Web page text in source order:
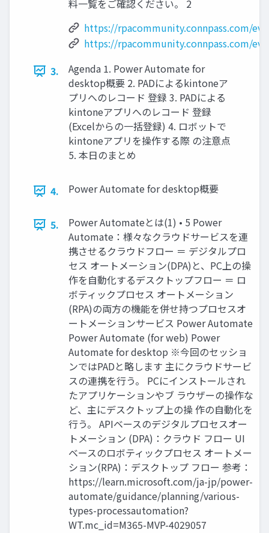
料一覧をご確認ください。 2
https://rpacommunity.connpass.com/
https://rpacommunity.connpass.com/
3.
Agenda 1. Power Automate for
desktop概要 2. PADによるkintoneア
プリへのレコード 登録 3. PADによる
kintoneアプリへのレコード 登録
(Excelからの一括登録) 4. ロボットで
kintoneアプリを操作する際 の注意点
5. 本日のまとめ
4. Power Automate for desktop概要
5.
Power Automateとは(1) • 5 Power
Automate：様々なクラウドサービスを連
携させるクラウドフロー ＝ デジタルプロ
セス オートメーション(DPA)と、PC上の操
作を自動化するデスクトップフロー ＝ ロ
ボティックプロセス オートメーション
(RPA)の両方の機能を併せ持つプロセスオ
ートメーションサービス Power Automate
Power Automate (for web) Power
Automate for desktop ※今回のセッショ
ンではPADと略します 主にクラウドサービ
スの連携を行う。 PCにインストールされ
たアプリケーションやブ ラウザーの操作な
ど、主にデスクトップ上の操 作の自動化を
行う。 APIベースのデジタルプロセスオー
トメーション (DPA)：クラウド フロー UI
ベースのロボティックプロセス オートメー
ション(RPA)：デスクトップ フロー 参考：
https://learn.microsoft.com/ja-jp/power-
automate/guidance/planning/various-
types-processautomation?
WT.mc_id=M365-MVP-4029057